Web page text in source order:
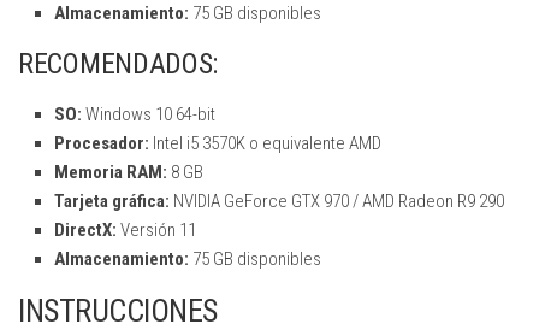
Almacenamiento: 75 GB disponibles
RECOMENDADOS:
SO: Windows 10 64-bit
Procesador: Intel i5 3570K o equivalente AMD
Memoria RAM: 8 GB
Tarjeta gráfica: NVIDIA GeForce GTX 970 / AMD Radeon R9 290
DirectX: Versión 11
Almacenamiento: 75 GB disponibles
INSTRUCCIONES